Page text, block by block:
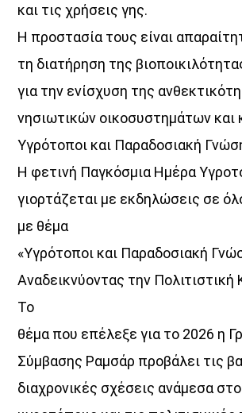
και τις χρήσεις γης.
Η προστασία τους είναι
τη διατήρηση της
για την ενίσχυση της
νησιωτικών οικοσυστημάτων και
Υγρότοποι και Παραδοσιακή
Η φετινή Παγκόσμια Ημέρα
γιορτάζεται με εκδηλώσεις σε
με θέμα
«Υγρότοποι και Παραδοσιακή
Αναδεικνύοντας την Πολιτιστική
Το
θέμα που επέλεξε για το 2026 η
Σύμβασης Ραμσάρ προβάλει τις
διαχρονικές σχέσεις ανάμεσα